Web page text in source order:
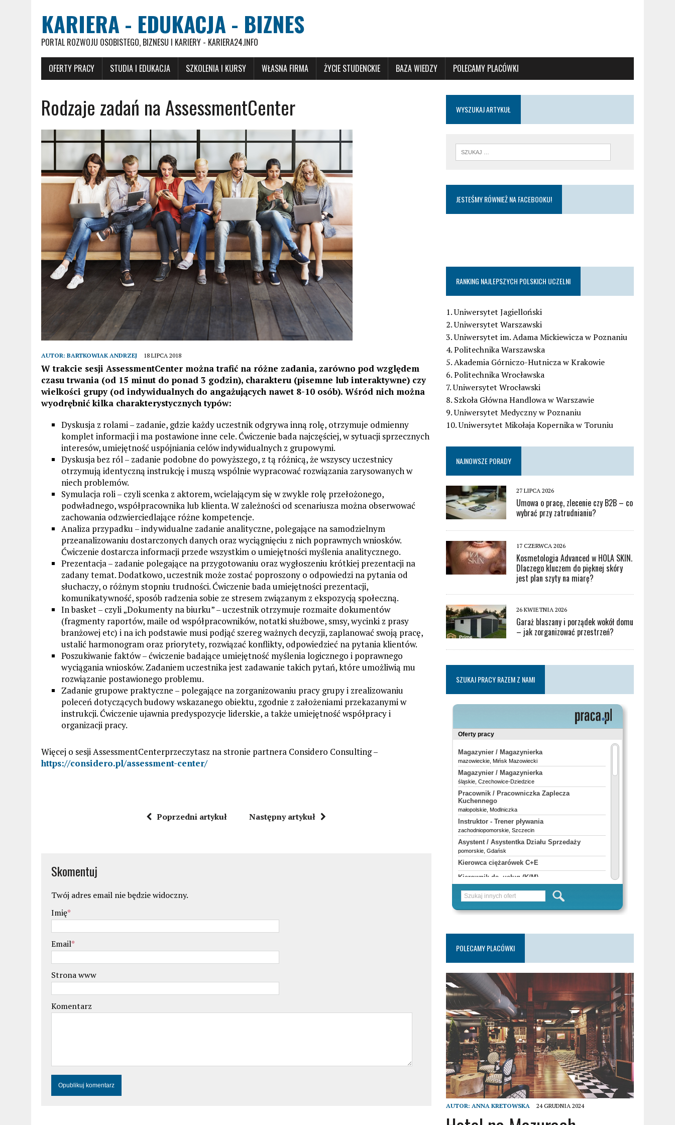
KARIERA - EDUKACJA - BIZNES
PORTAL ROZWOJU OSOBISTEGO, BIZNESU I KARIERY - KARIERA24.INFO
OFERTY PRACY STUDIA I EDUKACJA SZKOLENIA I KURSY WŁASNA FIRMA ŻYCIE STUDENCKIE BAZA WIEDZY POLECAMY PLACÓWKI
Rodzaje zadań na AssessmentCenter
AUTOR: BARTKOWIAK ANDRZEJ 18 LIPCA 2018
W trakcie sesji AssessmentCenter można trafić na różne zadania, zarówno pod względem
czasu trwania (od 15 minut do ponad 3 godzin), charakteru (pisemne lub interaktywne) czy
wielkości grupy (od indywidualnych do angażujących nawet 8-10 osób). Wśród nich można
wyodrębnić kilka charakterystycznych typów:
Dyskusja z rolami – zadanie, gdzie każdy uczestnik odgrywa inną rolę, otrzymuje odmienny
komplet informacji i ma postawione inne cele. Ćwiczenie bada najczęściej, w sytuacji sprzecznych
interesów, umiejętność uspójniania celów indywidualnych z grupowymi.
Dyskusja bez ról – zadanie podobne do powyższego, z tą różnicą, że wszyscy uczestnicy
otrzymują identyczną instrukcję i muszą wspólnie wypracować rozwiązania zarysowanych w
niech problemów.
Symulacja roli – czyli scenka z aktorem, wcielającym się w zwykle rolę przełożonego,
podwładnego, współpracownika lub klienta. W zależności od scenariusza można obserwować
zachowania odzwierciedlające różne kompetencje.
Analiza przypadku – indywidualne zadanie analityczne, polegające na samodzielnym
przeanalizowaniu dostarczonych danych oraz wyciągnięciu z nich poprawnych wniosków.
Ćwiczenie dostarcza informacji przede wszystkim o umiejętności myślenia analitycznego.
Prezentacja – zadanie polegające na przygotowaniu oraz wygłoszeniu krótkiej prezentacji na
zadany temat. Dodatkowo, uczestnik może zostać poproszony o odpowiedzi na pytania od
słuchaczy, o różnym stopniu trudności. Ćwiczenie bada umiejętności prezentacji,
komunikatywność, sposób radzenia sobie ze stresem związanym z ekspozycją społeczną.
In basket – czyli „Dokumenty na biurku” – uczestnik otrzymuje rozmaite dokumentów
(fragmenty raportów, maile od współpracowników, notatki służbowe, smsy, wycinki z prasy
branżowej etc) i na ich podstawie musi podjąć szereg ważnych decyzji, zaplanować swoją pracę,
ustalić harmonogram oraz priorytety, rozwiązać konflikty, odpowiedzieć na pytania klientów.
Poszukiwanie faktów – ćwiczenie badające umiejętność myślenia logicznego i poprawnego
wyciągania wniosków. Zadaniem uczestnika jest zadawanie takich pytań, które umożliwią mu
rozwiązanie postawionego problemu.
Zadanie grupowe praktyczne – polegające na zorganizowaniu pracy grupy i zrealizowaniu
poleceń dotyczących budowy wskazanego obiektu, zgodnie z założeniami przekazanymi w
instrukcji. Ćwiczenie ujawnia predyspozycje liderskie, a także umiejętność współpracy i
organizacji pracy.
Więcej o sesji AssessmentCenterprzeczytasz na stronie partnera Considero Consulting –
https://considero.pl/assessment-center/
Poprzedni artykuł Następny artykuł
Skomentuj
Twój adres email nie będzie widoczny.
Imię*
Email*
Strona www
Komentarz
WYSZUKAJ ARTYKUŁ
JESTEŚMY RÓWNIEŻ NA FACEBOOKU!
RANKING NAJLEPSZYCH POLSKICH UCZELNI
1. Uniwersytet Jagielloński
2. Uniwersytet Warszawski
3. Uniwersytet im. Adama Mickiewicza w Poznaniu
4. Politechnika Warszawska
5. Akademia Górniczo-Hutnicza w Krakowie
6. Politechnika Wrocławska
7. Uniwersytet Wrocławski
8. Szkoła Główna Handlowa w Warszawie
9. Uniwersytet Medyczny w Poznaniu
10. Uniwersytet Mikołaja Kopernika w Toruniu
NAJNOWSZE PORADY
27 LIPCA 2026
Umowa o pracę, zlecenie czy B2B – co
wybrać przy zatrudnianiu?
17 CZERWCA 2026
Kosmetologia Advanced w HOLA SKIN.
Dlaczego kluczem do pięknej skóry
jest plan szyty na miarę?
26 KWIETNIA 2026
Garaż blaszany i porządek wokół domu
– jak zorganizować przestrzeń?
SZUKAJ PRACY RAZEM Z NAMI
POLECAMY PLACÓWKI
AUTOR: ANNA KRETOWSKA 24 GRUDNIA 2024